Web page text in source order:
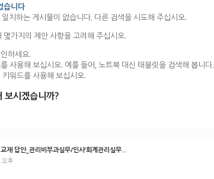
습니다
치하는 게시물이 없습니다. 다른 검색을 시도해 주십시오.
몇가지의 제안 사항을 고려해 주십시오.
하세요.
사용해 보십시오. 예를 들어, 노트북 대신 태블릿을 검색해 봅니다.
워드를 사용해 보십시오.
보시겠습니까?
재 답안_관리비부과실무/인사’회계관리실무...
후